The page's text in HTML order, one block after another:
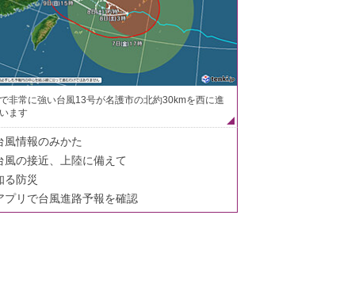
非常に強い台風13号が名護市の北約30kmを西に進
ます
風情報のみかた
風の接近、上陸に備えて
る防災
プリで台風進路予報を確認